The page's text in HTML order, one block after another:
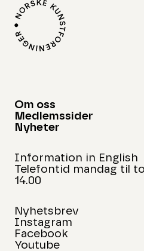
Om oss
Medlemssider
Nyheter
Information in English
Telefontid mandag til
14.00
Nyhetsbrev
Instagram
Facebook
Youtube